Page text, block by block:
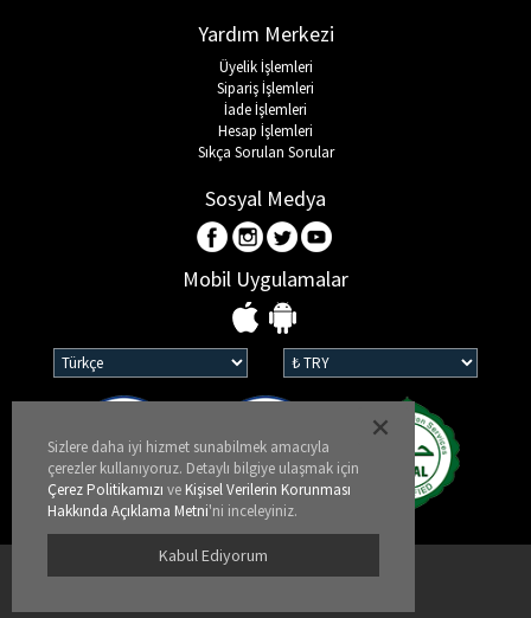
Sizlere daha iyi hizmet sunabilmek amacıyla
çerezler kullanıyoruz. Detaylı bilgiye ulaşmak için
Çerez Politikamızı ve Kişisel Verilerin Korunması
Hakkında Açıklama Metni'ni inceleyiniz.
Kabul Ediyorum
Yardım Merkezi
Üyelik İşlemleri
Sipariş İşlemleri
İade İşlemleri
Hesap İşlemleri
Sıkça Sorulan Sorular
Sosyal Medya
Mobil Uygulamalar
Kullanım Koşulları